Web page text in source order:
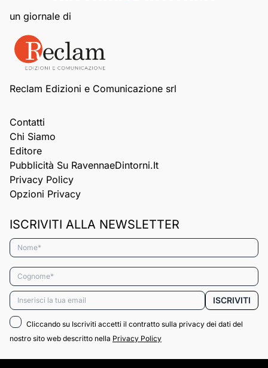
un giornale di
Reclam Edizioni e Comunicazione srl
Contatti
Chi Siamo
Editore
Pubblicità Su RavennaeDintorni.it
Privacy Policy
Opzioni Privacy
ISCRIVITI ALLA NEWSLETTER
Nome*
Cognome*
Email* ISCRIVITI
Cliccando su Iscriviti accetti il contratto sulla privacy dei dati del
nostro sito web descritto nella Privacy Policy